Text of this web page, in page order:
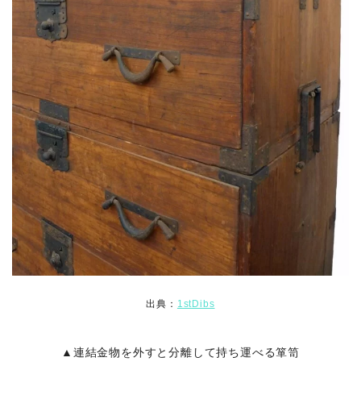
出典： 1stDibs
▲連結金物を外すと分離して持ち運べる箪笥